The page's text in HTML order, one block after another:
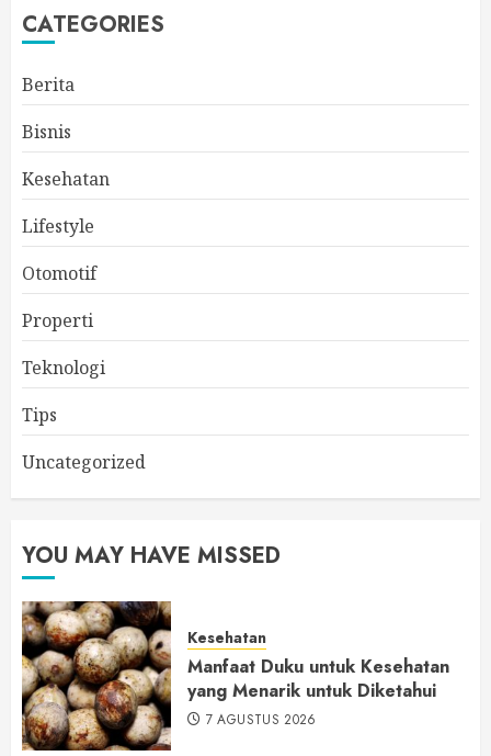
CATEGORIES
Berita
Bisnis
Kesehatan
Lifestyle
Otomotif
Properti
Teknologi
Tips
Uncategorized
YOU MAY HAVE MISSED
Kesehatan
Manfaat Duku untuk Kesehatan
yang Menarik untuk Diketahui
7 AGUSTUS 2026